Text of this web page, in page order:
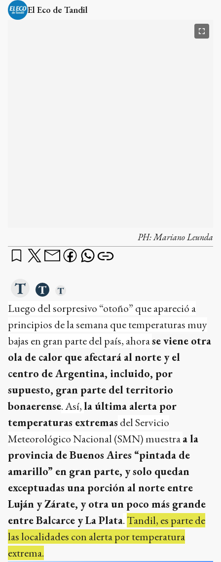
El Eco de Tandil
PH:Mariano Leunda
Luego del sorpresivo “otoño” que apareció a
principios de la semana que temperaturas muy
bajas en gran parte del país, ahorase viene otra
ola de calor que afectará al norte y el
centro de Argentina, incluido, por
supuesto, gran parte del territorio
bonaerense. Así,la última alerta por
temperaturas extremas del Servicio
Meteorológico Nacional (SMN) muestraa la
provincia de Buenos Aires “pintada de
amarillo” en gran parte, y solo quedan
exceptuadas una porción al norte entre
Luján y Zárate, y otra un poco más grande
entre Balcarce y La Plata. Tandil, es parte de
las localidades con alerta por temperatura
extrema.